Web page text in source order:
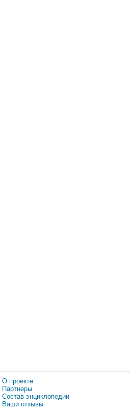
О проекте
Партнеры
Состав энциклопедии
Ваши отзывы